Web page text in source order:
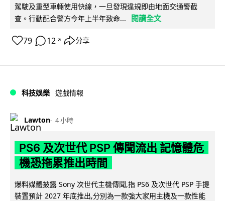
駕駛及重型車輛使用快線，一旦發現違規即由地面交通警截
查。行動配合警方今年上半年致命...
閱讀全文
79 12 ↗ 分享
科技娛樂 遊戲情報
Lawton 4 小時
PS6 及次世代 PSP 傳聞流出 記憶體危
機恐拖累推出時間
爆料媒體披露 Sony 次世代主機傳聞,指 PS6 及次世代 PSP 手提
裝置預計 2027 年底推出,分別為一款強大家用主機及一款性能